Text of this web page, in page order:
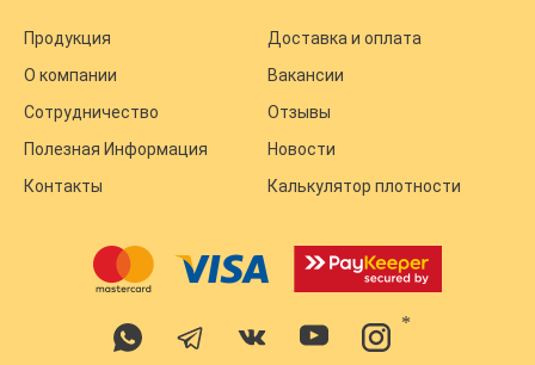
Продукция
Доставка и оплата
О компании
Вакансии
Сотрудничество
Отзывы
Полезная Информация
Новости
Контакты
Калькулятор плотности
*